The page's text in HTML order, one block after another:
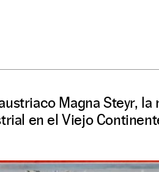
Magna Steyr, la
en el Viejo